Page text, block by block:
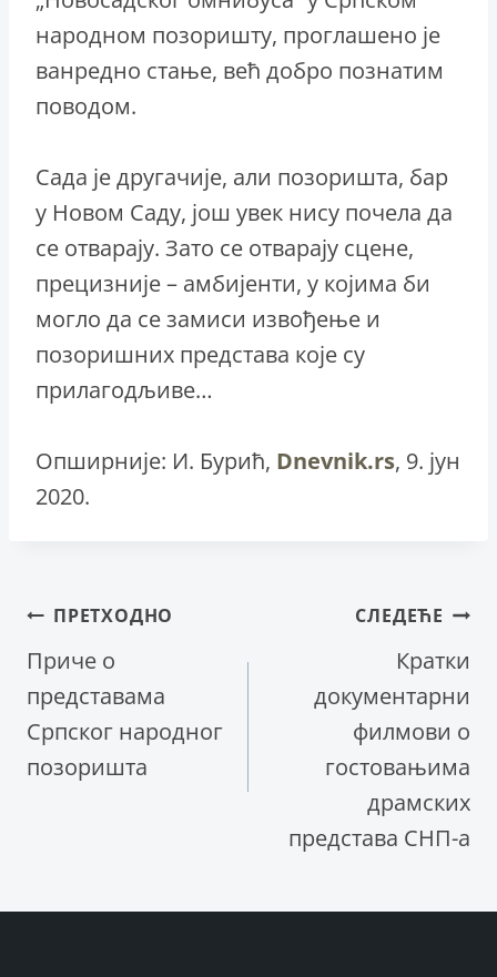
народном позоришту, проглашено је
ванредно стање, већ добро познатим
поводом.
Сада је другачије, али позоришта, бар
у Новом Саду, још увек нису почела да
се отварају. Зато се отварају сцене,
прецизније – амбијенти, у којима би
могло да се замиси извођење и
позоришних представа које су
прилагодљиве…
Опширније: И. Бурић, Dnevnik.rs, 9. јун
2020.
Кретање
чланка
ПРЕТХОДНО
Приче о
представама
Српског народног
позоришта
СЛЕДЕЋЕ
Кратки
документарни
филмови о
гостовањима
драмских
представа СНП-а